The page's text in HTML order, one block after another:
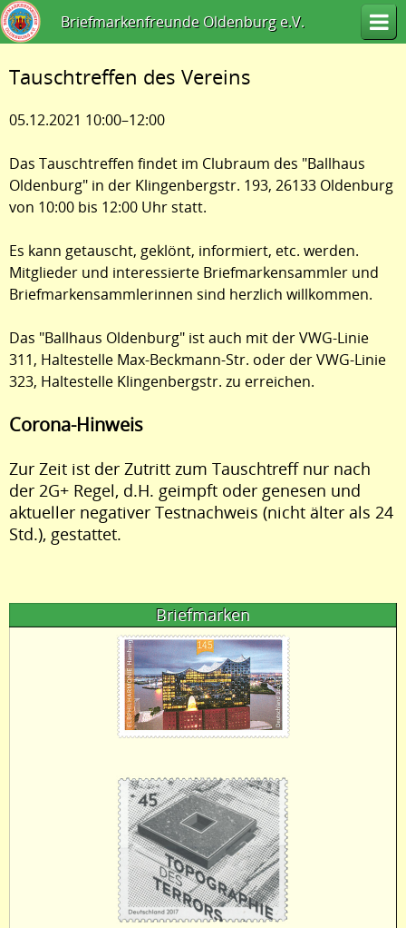
Briefmarkenfreunde Oldenburg e.V.
Tauschtreffen des Vereins
05.12.2021 10:00–12:00
Das Tauschtreffen findet im Clubraum des "Ballhaus
Oldenburg" in der Klingenbergstr. 193, 26133 Oldenburg
von 10:00 bis 12:00 Uhr statt.
Es kann getauscht, geklönt, informiert, etc. werden.
Mitglieder und interessierte Briefmarkensammler und
Briefmarkensammlerinnen sind herzlich willkommen.
Das "Ballhaus Oldenburg" ist auch mit der VWG-Linie
311, Haltestelle Max-Beckmann-Str. oder der VWG-Linie
323, Haltestelle Klingenbergstr. zu erreichen.
Corona-Hinweis
Zur Zeit ist der Zutritt zum Tauschtreff nur nach
der 2G+ Regel, d.H. geimpft oder genesen und
aktueller negativer Testnachweis (nicht älter als 24
Std.), gestattet.
Briefmarken